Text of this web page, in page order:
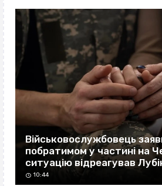
Військовослужбовець
побратимом у частині на
ситуацію відреагував
10:44